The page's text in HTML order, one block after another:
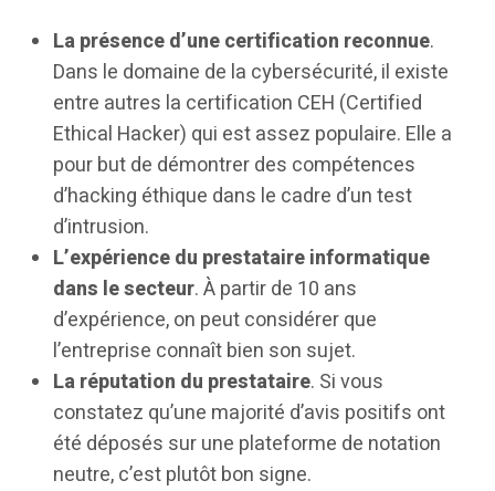
La présence d’une certification reconnue.
Dans le domaine de la cybersécurité, il existe
entre autres la certification CEH (Certified
Ethical Hacker) qui est assez populaire. Elle a
pour but de démontrer des compétences
d’hacking éthique dans le cadre d’un test
d’intrusion.
L’expérience du prestataire informatique
dans le secteur. À partir de 10 ans
d’expérience, on peut considérer que
l’entreprise connaît bien son sujet.
La réputation du prestataire. Si vous
constatez qu’une majorité d’avis positifs ont
été déposés sur une plateforme de notation
neutre, c’est plutôt bon signe.